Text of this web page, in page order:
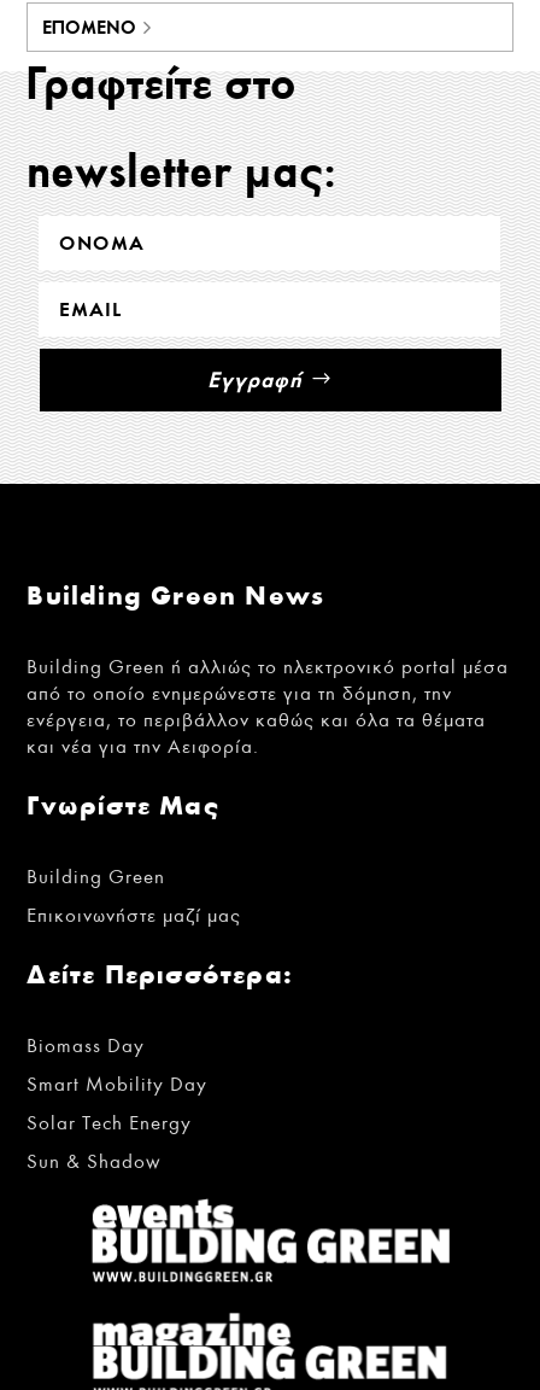
ΕΠΌΜΕΝΟ
Γραφτείτε στο
newsletter μας:
Εγγραφή
Building Green News
Building Green ή αλλιώς το ηλεκτρονικό portal μέσα
από το οποίο ενημερώνεστε για τη δόμηση, την
ενέργεια, το περιβάλλον καθώς και όλα τα θέματα
και νέα για την Αειφορία.
Γνωρίστε Μας
Building Green
Επικοινωνήστε μαζί μας
Δείτε Περισσότερα:
Biomass Day
Smart Mobility Day
Solar Tech Energy
Sun & Shadow